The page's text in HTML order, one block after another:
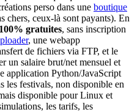
perso dans une boutique
chers, ceux-là sont payants). En
100% gratuites, sans inscription
, une webapp
de fichiers via FTP, et le
un salaire brut/net mensuel et
application Python/JavaScript
les festivals, non disponible en
disponible pour Linux et
les tarifs, les